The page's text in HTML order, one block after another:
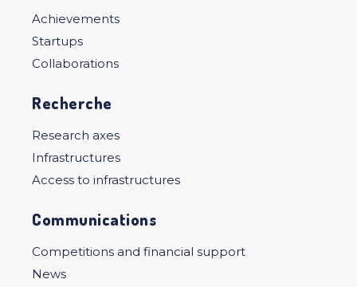
Achievements
Startups
Collaborations
Recherche
Research axes
Infrastructures
Access to infrastructures
Communications
Competitions and financial support
News